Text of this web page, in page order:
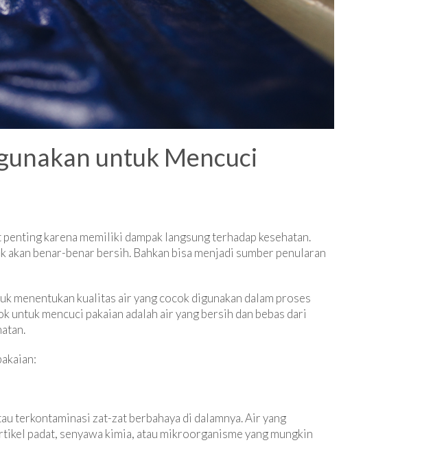
untuk Mencuci
karena memiliki dampak langsung terhadap kesehatan.
benar-benar bersih. Bahkan bisa menjadi sumber penularan
menentukan kualitas air yang cocok digunakan dalam proses
untuk mencuci pakaian adalah air yang bersih dan bebas dari
terkontaminasi zat-zat berbahaya di dalamnya. Air yang
padat, senyawa kimia, atau mikroorganisme yang mungkin